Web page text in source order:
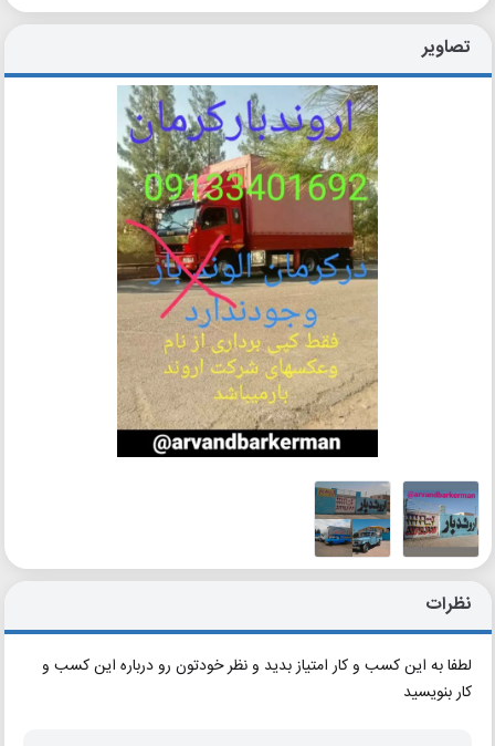
تصاویر
نظرات
لطفا به این کسب و کار امتیاز بدید و نظر خودتون رو درباره این کسب و
کار بنویسید